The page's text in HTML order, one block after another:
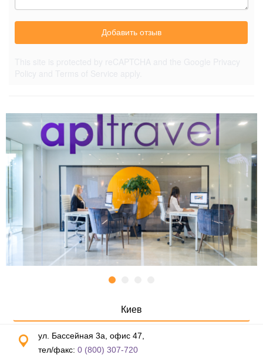
Добавить отзыв
Киев
ул. Бассейная 3а, офис 47,
тел/факс: 0 (800) 307-720